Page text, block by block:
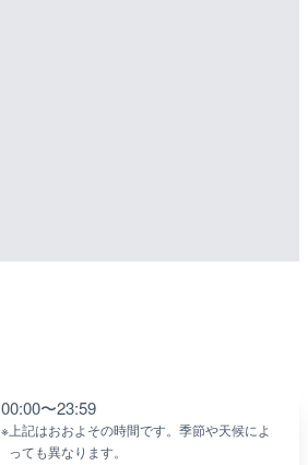
00:00〜23:59
※ 上記はおおよその時間です。季節や天候によ
っても異なります。